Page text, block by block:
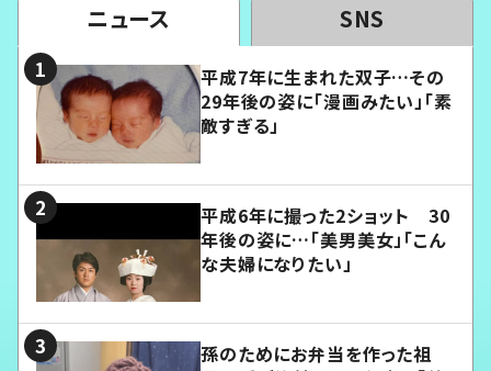
ニュース SNS
平成7年に生まれた双子…その
29年後の姿に「漫画みたい」「素
敵すぎる」
平成6年に撮った2ショット 30
年後の姿に…「美男美女」「こん
な夫婦になりたい」
孫のためにお弁当を作った祖